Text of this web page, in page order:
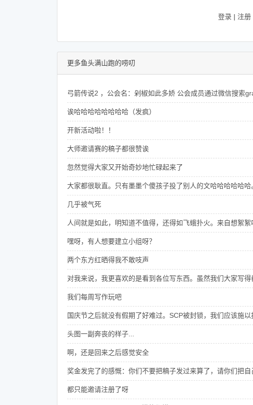
登录 | 注册
更多鱼头满山跑的唠叨
弓箭传说2 ，公会名：剁椒如此多娇 公会成员通过微信搜索
诶哈哈哈哈哈哈哈哈（发疯）
开新活动啦！！
大师邀请赛的稿子都很赞诶
忽然觉得大家又开始奇妙地忙碌起来了
大家都很耿直。只有墨墨个傻孩子投了别人的文哈哈哈哈哈
几乎被气死
人间就是如此，明知道不值得，还得如飞蛾扑火。来自想絮絮
嘿呀，有人想要建立小组呀？
两个东方红晒得我不敢吱声
对我来说，我更喜欢的是看到各位写东西。虽然我们大家写
我们每周写作玩吧
国庆节之后就没有假期了好难过。SCP被封锁，我们应该施以
头图一副奔丧的样子...
啊，还是回来之后感觉安全
奖金发完了的感慨：你们不要把稿子发过来算了，请你们把
都只能邀请注册了呀